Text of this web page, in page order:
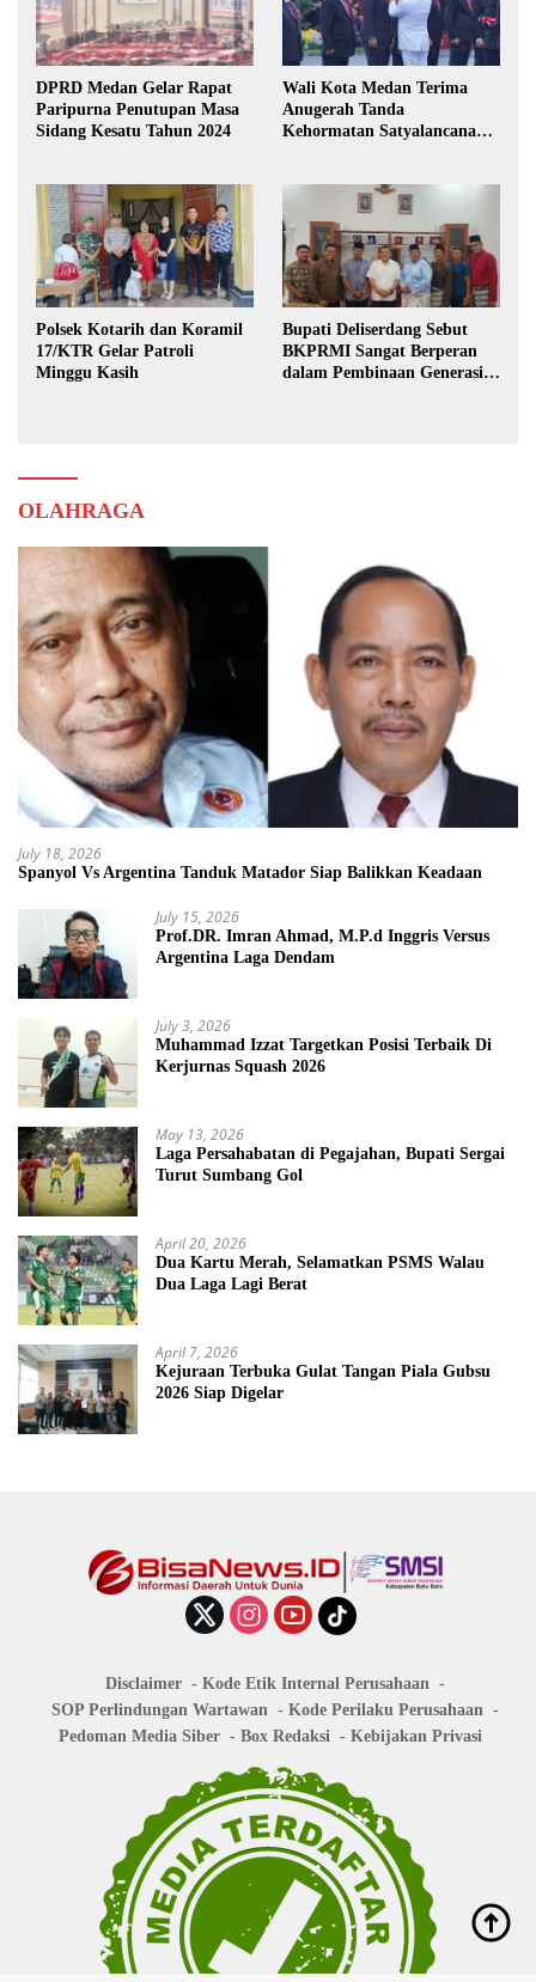
DPRD Medan Gelar Rapat
Paripurna Penutupan Masa
Sidang Kesatu Tahun 2024
Wali Kota Medan Terima
Anugerah Tanda
Kehormatan Satyalancana
Polsek Kotarih dan Koramil
17/KTR Gelar Patroli
Minggu Kasih
Bupati Deliserdang Sebut
BKPRMI Sangat Berperan
dalam Pembinaan Generasi
OLAHRAGA
July 18, 2026
Spanyol Vs Argentina Tanduk Matador Siap Balikkan Keadaan
July 15, 2026
Prof.DR. Imran Ahmad, M.P.d Inggris Versus
Argentina Laga Dendam
July 3, 2026
Muhammad Izzat Targetkan Posisi Terbaik Di
Kerjurnas Squash 2026
May 13, 2026
Laga Persahabatan di Pegajahan, Bupati Sergai
Turut Sumbang Gol
April 20, 2026
Dua Kartu Merah, Selamatkan PSMS Walau
Dua Laga Lagi Berat
April 7, 2026
Kejuraan Terbuka Gulat Tangan Piala Gubsu
2026 Siap Digelar
Disclaimer
Kode Etik Internal Perusahaan
SOP Perlindungan Wartawan
Kode Perilaku Perusahaan
Pedoman Media Siber
Box Redaksi Kebijakan Privasi